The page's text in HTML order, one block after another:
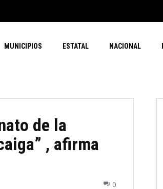
MUNICIPIOS ESTATAL NACIONAL
de la
, afirma
0